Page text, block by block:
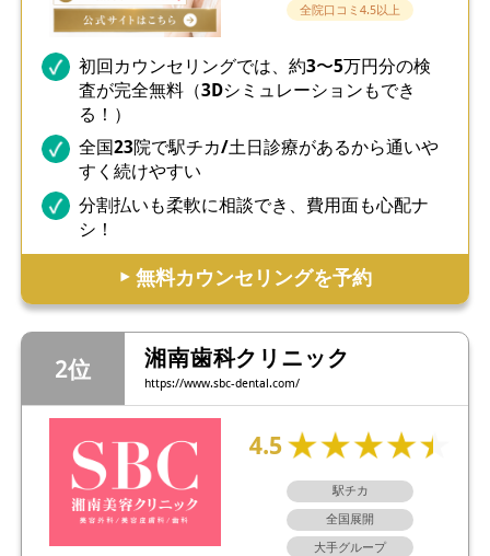
全院口コミ4.5以上
初回カウンセリングでは、約3〜5万円分の検
査が完全無料（3Dシミュレーションもでき
る！）
全国23院で駅チカ/土日診療があるから通いや
すく続けやすい
分割払いも柔軟に相談でき、費用面も心配ナ
シ！
▶︎ 無料カウンセリングを予約
湘南歯科クリニック
https://www.sbc-dental.com/
4.5
駅チカ
全国展開
大手グループ